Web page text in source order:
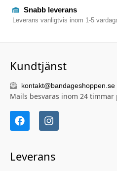
Snabb leverans
Leverans vanligtvis inom 1-5
Kundtjänst
kontakt@bandageshoppen.se
Mails besvaras inom 24 timmar
Leverans